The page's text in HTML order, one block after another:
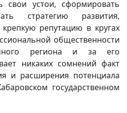
свои устои, сформировать
стратегию развития,
репутацию в кругах
общественности
региона и за его
никаких сомнений факт
и расширения потенциала
государственном